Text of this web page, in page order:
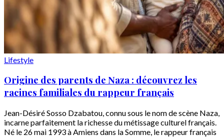
Lifestyle
Origine des parents de Naza : découvrez les
racines familiales du rappeur français
Jean-Désiré Sosso Dzabatou, connu sous le nom de scène Naza,
incarne parfaitement la richesse du métissage culturel français.
Né le 26 mai 1993 à Amiens dans la Somme, le rappeur français